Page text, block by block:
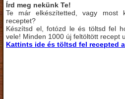
Írd meg nekünk Te!
Te már elkészítetted, vagy most
receptet?
Készítsd el, fotózd le és töltsd fel
vele! Minden 1000 új feltöltött recept
Kattints ide és töltsd fel recepted